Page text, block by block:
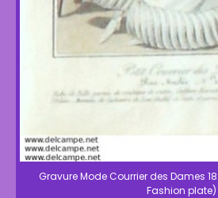
Gravure Mode Courrier des Dames
Fashion plate)